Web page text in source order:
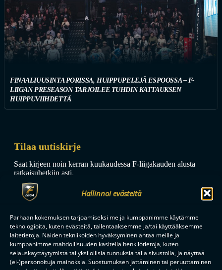
Hallinnoi evästeitä
Parhaan kokemuksen tarjoamiseksi me ja kumppanimme käytämme
teknologioita, kuten evästeitä, tallentaaksemme ja/tai käyttääksemme
laitetietoja. Näiden tekniikoiden hyväksyminen antaa meille ja
kumppanimme mahdollisuuden käsitellä henkilötietoja, kuten
selauskäyttäytymistä tai yksilöllisiä tunnuksia tällä sivustolla, ja näyttää
(ei-)personoituja mainoksia. Suostumuksen jättäminen tai peruuttaminen
FINAALIUUSINTA PORISSA, HUIPPUPELEJÄ ESPOOSSA – F-
LIIGAN PRESEASON TARJOILEE TUHDIN KATTAUKSEN
HUIPPUVIIHDETTÄ
Tilaa uutiskirje
Saat kirjeen noin kerran kuukaudessa F-liigakauden alusta
ratkaisuhetkiin asti.
TILAA